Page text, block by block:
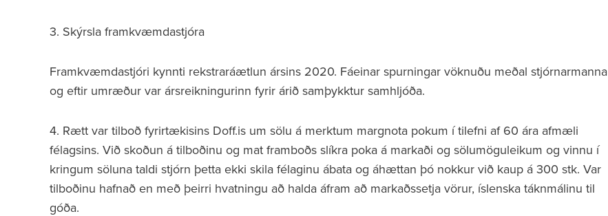
3. Skýrsla framkvæmdastjóra
Framkvæmdastjóri kynnti rekstraráætlun ársins 2020. Fáeinar spurningar vöknuðu meðal stjórnarmanna
og eftir umræður var ársreikningurinn fyrir árið samþykktur samhljóða.
4. Rætt var tilboð fyrirtækisins Doff.is um sölu á merktum margnota pokum í tilefni af 60 ára afmæli
félagsins. Við skoðun á tilboðinu og mat framboðs slíkra poka á markaði og sölumöguleikum og vinnu í
kringum söluna taldi stjórn þetta ekki skila félaginu ábata og áhættan þó nokkur við kaup á 300 stk. Var
tilboðinu hafnað en með þeirri hvatningu að halda áfram að markaðssetja vörur, íslenska táknmálinu til
góða.